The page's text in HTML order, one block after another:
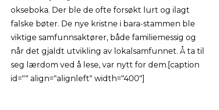
okseboka. Der ble de ofte forsøkt lurt og ilagt
falske bøter. De nye kristne i bara-stammen ble
viktige samfunnsaktører, både familiemessig og
når det gjaldt utvikling av lokalsamfunnet. Å ta til
seg lærdom ved å lese, var nytt for dem.[caption
id="" align="alignleft" width="400"]